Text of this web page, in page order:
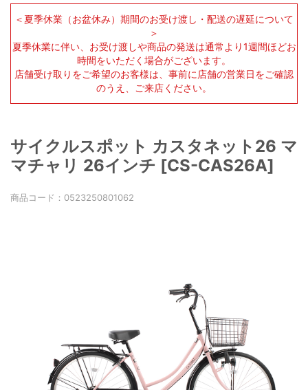
＜夏季休業（お盆休み）期間のお受け渡し・配送の遅延について
＞
夏季休業に伴い、お受け渡しや商品の発送は通常より1週間ほどお
時間をいただく場合がございます。
店舗受け取りをご希望のお客様は、事前に店舗の営業日をご確認
のうえ、ご来店ください。
サイクルスポット カスタネット26 マ
マチャリ 26インチ [CS-CAS26A]
商品コード： 0523250801062